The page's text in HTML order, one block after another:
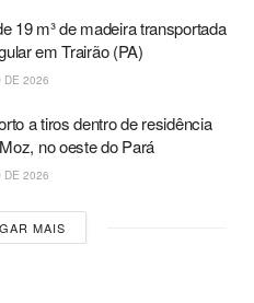
19 m³ de madeira transportada
em Trairão (PA)
DE 2026
a tiros dentro de residência
no oeste do Pará
DE 2026
MAIS